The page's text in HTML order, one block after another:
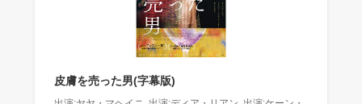
皮膚を売った男(字幕版)